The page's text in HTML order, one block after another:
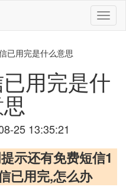
切
换
已用完是什么意思
用完是什
25 13:35:21
示还有免费短信1
已用完,怎么办